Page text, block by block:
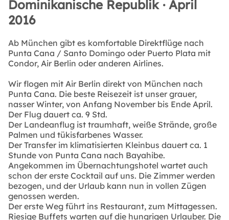
Dominikanische Republik · April
2016
Ab München gibt es komfortable Direktflüge nach
Punta Cana / Santo Domingo oder Puerto Plata mit
Condor, Air Berlin oder anderen Airlines.
Wir flogen mit Air Berlin direkt von München nach
Punta Cana. Die beste Reisezeit ist unser grauer,
nasser Winter, von Anfang November bis Ende April.
Der Flug dauert ca. 9 Std.
Der Landeanflug ist traumhaft, weiße Strände, große
Palmen und tükisfarbenes Wasser.
Der Transfer im klimatisierten Kleinbus dauert ca. 1
Stunde von Punta Cana nach Bayahibe.
Angekommen im Übernachtungshotel wartet auch
schon der erste Cocktail auf uns. Die Zimmer werden
bezogen, und der Urlaub kann nun in vollen Zügen
genossen werden.
Der erste Weg führt ins Restaurant, zum Mittagessen.
Riesige Buffets warten auf die hungrigen Urlauber. Die